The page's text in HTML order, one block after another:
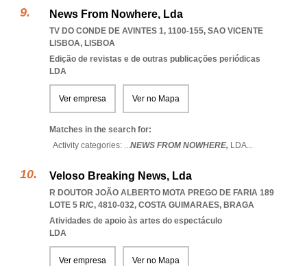
News From Nowhere, Lda
TV DO CONDE DE AVINTES 1, 1100-155, SAO VICENTE
LISBOA, LISBOA
Edição de revistas e de outras publicações periódicas
LDA
Ver empresa Ver no Mapa
Matches in the search for:
Activity categories: ...NEWS FROM NOWHERE, LDA...
Veloso Breaking News, Lda
R DOUTOR JOÃO ALBERTO MOTA PREGO DE FARIA 189
LOTE 5 R/C, 4810-032, COSTA GUIMARAES, BRAGA
Atividades de apoio às artes do espectáculo
LDA
Ver empresa Ver no Mapa